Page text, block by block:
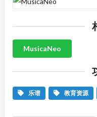
MusicaNeo
乐谱 教育资源